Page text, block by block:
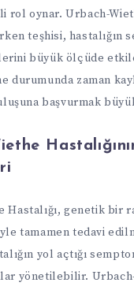
rol oynar. Urbach-
teşhisi, hastalığın
büyük ölçüde
durumunda zaman
başvurmak
Hastalığı, genetik bir
tamamen tedavi
yol açtığı
yönetilebilir.